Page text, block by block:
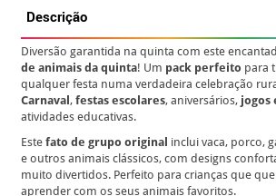
Descrição
Diversão garantida na quinta com este
de animais da quinta! Um pack perfeito para
qualquer festa numa verdadeira celebração
Carnaval,festas escolares, aniversários, jogos
atividades educativas.
Estefato de grupo original inclui vaca, porco,
e outros animais clássicos, com designs
muito divertidos. Perfeito para crianças que
aprender com os seus animais favoritos.